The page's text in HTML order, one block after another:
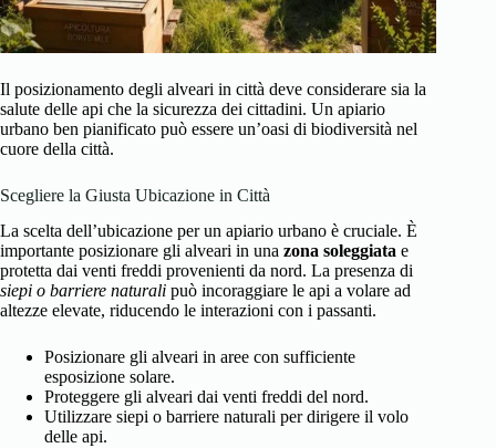
Il posizionamento degli alveari in città deve considerare sia la
salute delle api che la sicurezza dei cittadini. Un apiario
urbano ben pianificato può essere un’oasi di biodiversità nel
cuore della città.
Scegliere la Giusta Ubicazione in Città
La scelta dell’ubicazione per un apiario urbano è cruciale. È
importante posizionare gli alveari in una zona soleggiata e
protetta dai venti freddi provenienti da nord. La presenza di
siepi o barriere naturali può incoraggiare le api a volare ad
altezze elevate, riducendo le interazioni con i passanti.
Posizionare gli alveari in aree con sufficiente
esposizione solare.
Proteggere gli alveari dai venti freddi del nord.
Utilizzare siepi o barriere naturali per dirigere il volo
delle api.